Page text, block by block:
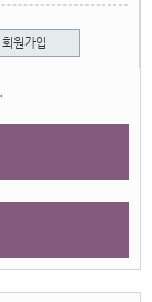
회원가입